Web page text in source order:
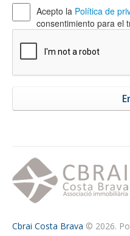
Acepto la Política de
consentimiento para el
Cbrai Costa Brava © 2026.